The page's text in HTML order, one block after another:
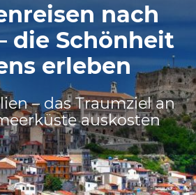
nach
die Schönheit
erleben
– das Traumziel an
auskosten